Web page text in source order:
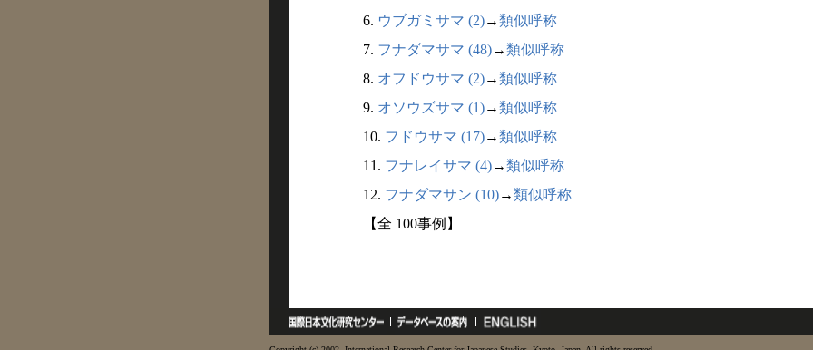
6. ウブガミサマ (2)→類似呼称
7. フナダマサマ (48)→類似呼称
8. オフドウサマ (2)→類似呼称
9. オソウズサマ (1)→類似呼称
10. フドウサマ (17)→類似呼称
11. フナレイサマ (4)→類似呼称
12. フナダマサン (10)→類似呼称
【全 100事例】